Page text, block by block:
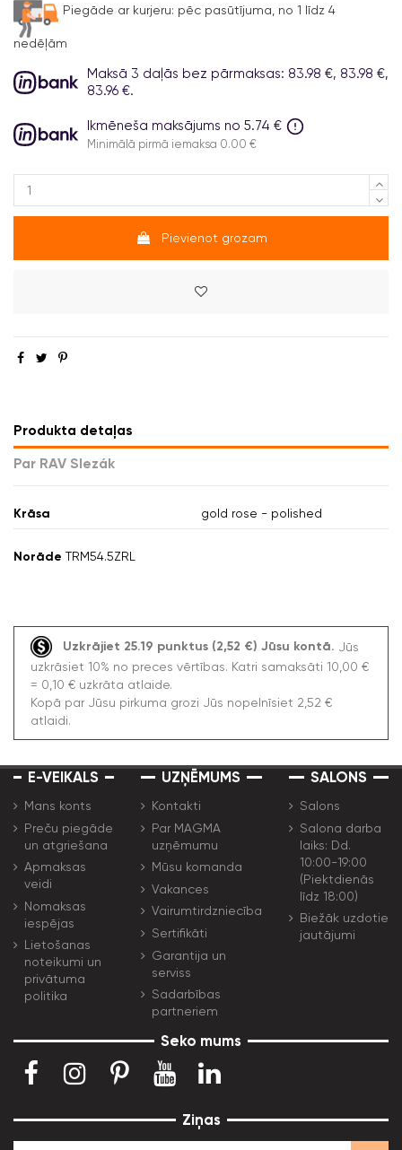
Piegāde ar kurjeru: pēc pasūtījuma, no 1 līdz 4
nedēļām
Maksā 3 daļās bez pārmaksas: 83.98 €, 83.98 €,
83.96 €.
Ikmēneša maksājums no 5.74 €
Minimālā pirmā iemaksa 0.00 €
Pievienot grozam
Produkta detaļas
Par RAV Slezák
Krāsa gold rose - polished
Norāde TRM54.5ZRL
Uzkrājiet 25.19 punktus (2,52 €) Jūsu kontā. Jūs
uzkrāsiet 10% no preces vērtības. Katri samaksāti 10,00 €
= 0,10 € uzkrāta atlaide.
Kopā par Jūsu pirkuma grozi Jūs nopelnīsiet 2,52 €
atlaidi.
E-VEIKALS
Mans konts
Preču piegāde
un atgriešana
Apmaksas
veidi
Nomaksas
iespējas
Lietošanas
noteikumi un
privātuma
politika
UZŅĒMUMS
Kontakti
Par MAGMA
uzņēmumu
Mūsu komanda
Vakances
Vairumtirdzniecība
Sertifikāti
Garantija un
serviss
Sadarbības
partneriem
SALONS
Salons
Salona darba
laiks: Dd.
10:00-19:00
(Piektdienās
līdz 18:00)
Biežāk uzdotie
jautājumi
Seko mums
Ziņas